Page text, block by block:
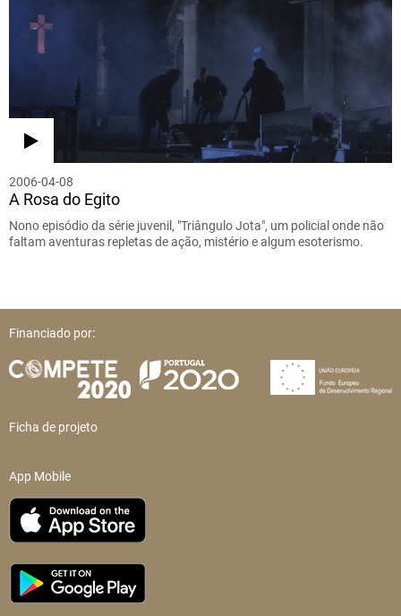
2006-04-08
A Rosa do Egito
Nono episódio da série juvenil, "Triângulo Jota", um policial onde não
faltam aventuras repletas de ação, mistério e algum esoterismo.
Financiado por:
Ficha de projeto
App Mobile